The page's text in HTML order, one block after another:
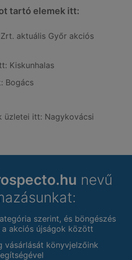
tartó elemek itt:
aktuális Győr akciós
Kiskunhalas
Bogács
üzletei itt: Nagykovácsi
nevű
szerint, és böngészés
a akciós újságok között
vásárlását könyvjelzőink